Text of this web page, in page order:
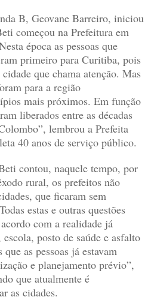
B, Geovane Barreiro, iniciou
começou na Prefeitura em
época as pessoas que
primeiro para Curitiba, pois
que chama atenção. Mas
para a região
mais próximos. Em função
liberados entre as décadas
lembrou a Prefeita
40 anos de serviço público.
contou, naquele tempo, por
rural, os prefeitos não
que ficaram sem
estas e outras questões
com a realidade já
posto de saúde e asfalto
as pessoas já estavam
e planejamento prévio”,
que atualmente é
as cidades.